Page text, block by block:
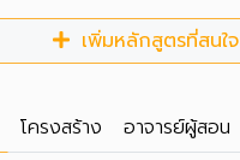
เพิ่มหลักสูตรที่สนใจ
โครงสร้าง อาจารย์ผู้สอน